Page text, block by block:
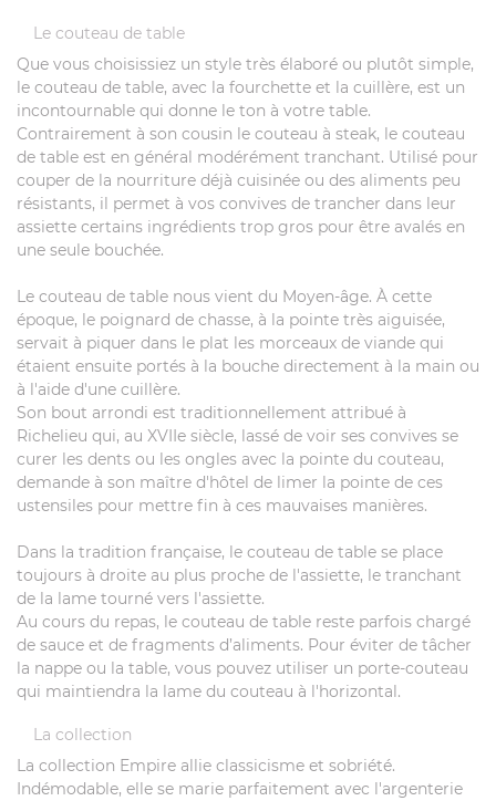
Le couteau de table
Que vous choisissiez un style très élaboré ou plutôt simple,
le couteau de table, avec la fourchette et la cuillère, est un
incontournable qui donne le ton à votre table.
Contrairement à son cousin le couteau à steak, le couteau
de table est en général modérément tranchant. Utilisé pour
couper de la nourriture déjà cuisinée ou des aliments peu
résistants, il permet à vos convives de trancher dans leur
assiette certains ingrédients trop gros pour être avalés en
une seule bouchée.
Le couteau de table nous vient du Moyen-âge. À cette
époque, le poignard de chasse, à la pointe très aiguisée,
servait à piquer dans le plat les morceaux de viande qui
étaient ensuite portés à la bouche directement à la main ou
à l'aide d'une cuillère.
Son bout arrondi est traditionnellement attribué à
Richelieu qui, au XVIIe siècle, lassé de voir ses convives se
curer les dents ou les ongles avec la pointe du couteau,
demande à son maître d'hôtel de limer la pointe de ces
ustensiles pour mettre fin à ces mauvaises manières.
Dans la tradition française, le couteau de table se place
toujours à droite au plus proche de l'assiette, le tranchant
de la lame tourné vers l'assiette.
Au cours du repas, le couteau de table reste parfois chargé
de sauce et de fragments d’aliments. Pour éviter de tâcher
la nappe ou la table, vous pouvez utiliser un porte-couteau
qui maintiendra la lame du couteau à l'horizontal.
La collection
La collection Empire allie classicisme et sobriété.
Indémodable, elle se marie parfaitement avec l'argenterie